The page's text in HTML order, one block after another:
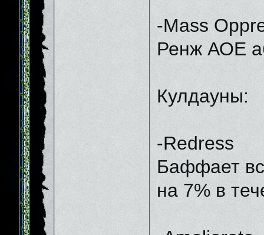
-Mass
Ренж АОЕ
Кулдауны:
-Redress
Баффает
на 7% в